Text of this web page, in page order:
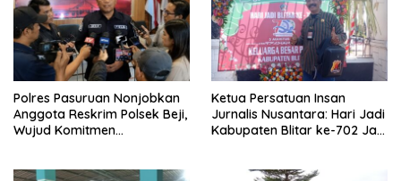
Polres Pasuruan Nonjobkan
Anggota Reskrim Polsek Beji,
Wujud Komitmen
Ketua Persatuan Insan
Jurnalis Nusantara: Hari Jadi
Kabupaten Blitar ke-702 Jadi